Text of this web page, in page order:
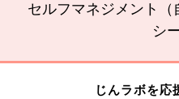
セルフマネジメント
シ
じんラボを応